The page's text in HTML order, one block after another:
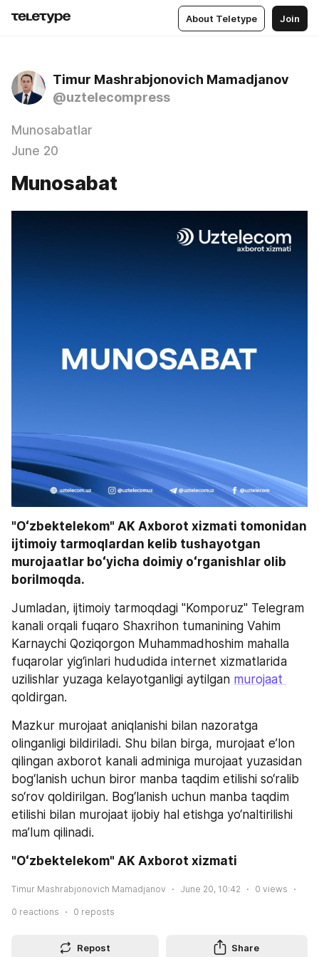
About Teletype Join
Timur Mashrabjonovich Mamadjanov
@uztelecompress
Munosabatlar
June 20
Munosabat
"Oʻzbektelekom" AK Axborot xizmati tomonidan
ijtimoiy tarmoqlardan kelib tushayotgan
murojaatlar boʻyicha doimiy oʻrganishlar olib
borilmoqda.
Jumladan, ijtimoiy tarmoqdagi "Komporuz" Telegram
kanali orqali fuqaro Shaxrihon tumanining Vahim
Karnaychi Qoziqorgon Muhammadhoshim mahalla
fuqarolar yig‘inlari hududida internet xizmatlarida
uzilishlar yuzaga kelayotganligi aytilgan
qoldirgan.
Mazkur murojaat aniqlanishi bilan nazoratga
olinganligi bildiriladi. Shu bilan birga, murojaat e’lon
qilingan axborot kanali adminiga murojaat yuzasidan
bog‘lanish uchun biror manba taqdim etilishi so‘ralib
so‘rov qoldirilgan. Bog‘lanish uchun manba taqdim
etilishi bilan murojaat ijobiy hal etishga yo‘naltirilishi
ma’lum qilinadi.
"Oʻzbektelekom" AK Axborot xizmati
Timur Mashrabjonovich Mamadjanov June 20, 10:42 0 views
0 reactions 0 reposts
Repost Share